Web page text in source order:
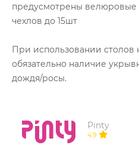
предусмотрены
чехлов до 15шт
При использовании столов
обязательно наличие
дождя/росы.
Pinty
4.9